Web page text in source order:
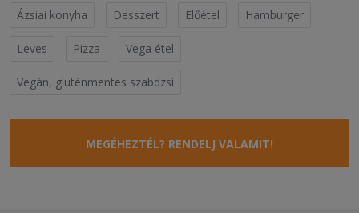
Ázsiai konyha
Desszert Előétel Hamburger
Leves Pizza Vega étel
Vegán, gluténmentes szabdzsi
MEGÉHEZTÉL? RENDELJ VALAMIT!